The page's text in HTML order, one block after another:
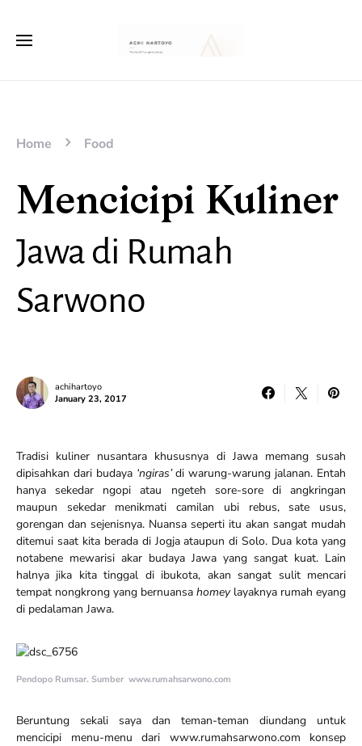
Home Food
Mencicipi Kuliner
Jawa di Rumah
Sarwono
achihartoyo
January 23, 2017
Tradisi kuliner nusantara khususnya di Jawa memang susah
dipisahkan dari budaya ‘ngiras’di warung-warung jalanan. Entah
hanya sekedar ngopi atau ngeteh sore-sore di angkringan
maupun sekedar menikmati camilan ubi rebus, sate usus,
gorengan dan sejenisnya. Nuansa seperti itu akan sangat mudah
ditemui saat kita berada di Jogja ataupun di Solo. Dua kota yang
notabene mewarisi akar budaya Jawa yang sangat kuat. Lain
halnya jika kita tinggal di ibukota, akan sangat sulit mencari
tempat nongkrong yang bernuansa homeylayaknya rumah eyang
di pedalaman Jawa.
Pendopo Rumsar. Sumber www.rumahsarwono.com
Beruntung sekali saya dan teman-teman diundang untuk
mencicipi menu-menu dari www.rumahsarwono.com konsep